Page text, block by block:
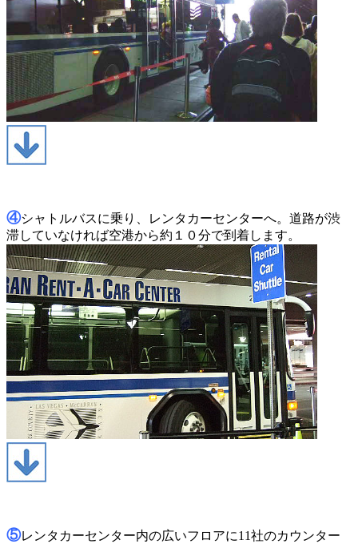
④シャトルバスに乗り、レンタカーセンターへ。道路が渋
滞していなければ空港から約１０分で到着します。
⑤レンタカーセンター内の広いフロアに11社のカウンター